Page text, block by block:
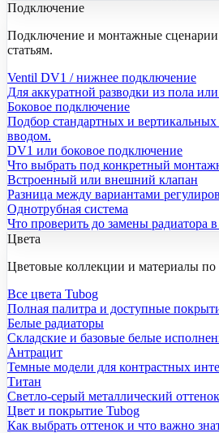
Подключение
Подключение и монтажные сценарии
статьям.
Ventil DV1 / нижнее подключение
Для аккуратной разводки из пола
Боковое подключение
Подбор стандартных и
вводом.
DV1 или боковое подключение
Что выбрать под конкретный
Встроенный или внешний клапан
Разница между вариантами
Однотрубная система
Что проверить до замены радиатора в
Цвета
Цветовые коллекции и материалы
Все цвета Tubog
Полная палитра и доступные
Белые радиаторы
Складские и базовые белые
Антрацит
Темные модели для контрастных
Титан
Светло-серый металлический
Цвет и покрытие Tubog
Как выбрать оттенок и что важно